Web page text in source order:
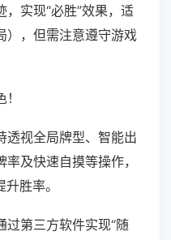
实现“必胜”效果，适
），但需注意遵守游戏
透视全局牌型、智能出
及快速自摸等操作，
胜率。
过第三方软件实现“随